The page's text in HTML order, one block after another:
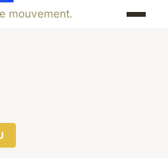
mouvement.